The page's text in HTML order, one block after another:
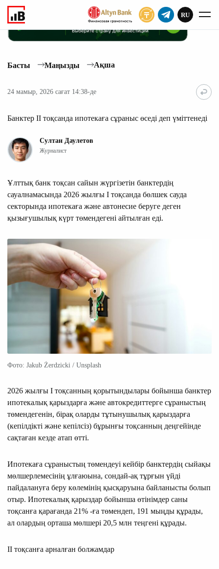
ЖАЗЫЛУ
RU
Басты Маңызды Aқша
24 мамыр, 2026 сағат 14:38-де
Банктер ІІ тоқсанда ипотекаға сұраныс өседі деп үміттенеді
Султан Даулетов
Журналист
Ұлттық банк тоқсан сайын жүргізетін банктердің
сауалнамасында 2026 жылғы I тоқсанда бөлшек сауда
секторында ипотекаға және автонесие беруге деген
қызығушылық күрт төмендегені айтылған еді.
Фото: Jakub Żerdzicki / Unsplash
2026 жылғы I тоқсанның қорытындылары бойынша банктер
ипотекалық қарыздарға және автокредиттерге сұраныстың
төмендегенін, бірақ оларды тұтынушылық қарыздарға
(кепілдікті және кепілсіз) бұрынғы тоқсанның деңгейінде
сақтаған кезде атап өтті.
Ипотекаға сұраныстың төмендеуі кейбір банктердің сыйақы
мөлшерлемесінің ұлғаюына, сондай-ақ тұрғын үйді
пайдалануға беру көлемінің қысқаруына байланысты болып
отыр. Ипотекалық қарыздар бойынша өтінімдер саны
тоқсанға қарағанда 21% -ға төмендеп, 191 мыңды құрады,
ал олардың орташа мөлшері 20,5 млн теңгені құрады.
II тоқсанға арналған болжамдар